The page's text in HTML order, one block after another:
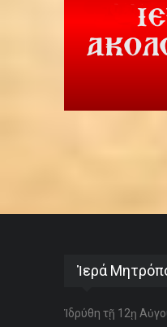
Ἱερά
Ἱδρύθη τῇ 12ῃ